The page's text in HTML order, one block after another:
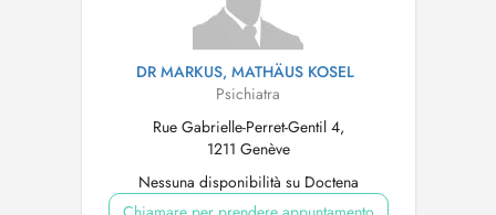
DR MARKUS, MATHÄUS KOSEL
Psichiatra
Rue Gabrielle-Perret-Gentil 4,
1211 Genève
Nessuna disponibilità su Doctena